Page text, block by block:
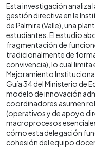
Esta investigación
gestión directiva en la
de Palmira (Valle), una
estudiantes. El estudio
fragmentación de
tradicionalmente de
convivencia), lo cual limita
Mejoramiento
Guía 34 del Ministerio de
modelo de innovación
coordinadores asumen
(operativos y de apoyo
macroprocesos
cómo esta delegación
cohesión del equipo